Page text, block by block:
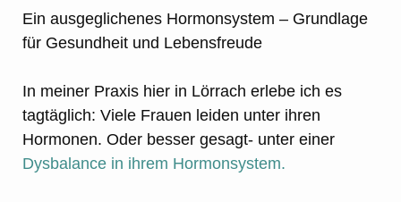
Ein ausgeglichenes Hormonsystem – Grundlage
für Gesundheit und Lebensfreude
In meiner Praxis hier in Lörrach erlebe ich es
tagtäglich: Viele Frauen leiden unter ihren
Hormonen. Oder besser gesagt- unter einer
Dysbalance in ihrem Hormonsystem.